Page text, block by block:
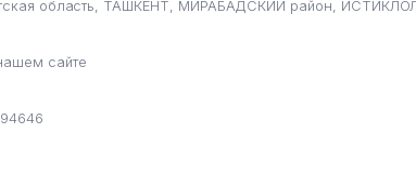
область, ТАШКЕНТ, МИРАБАДСКИЙ район,
сайте